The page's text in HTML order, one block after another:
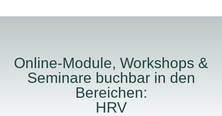
Online-Module, Workshops &
Seminare buchbar in den
Bereichen:
HRV